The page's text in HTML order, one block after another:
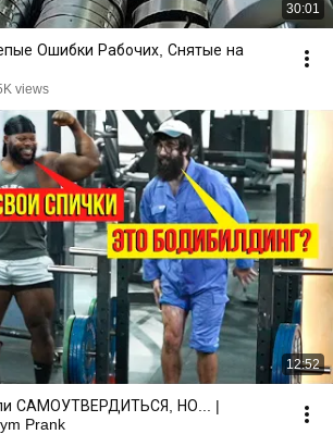
30:01
Ошибки Рабочих, Снятые на
views
12:52
САМОУТВЕРДИТЬСЯ, НО... |
Prank